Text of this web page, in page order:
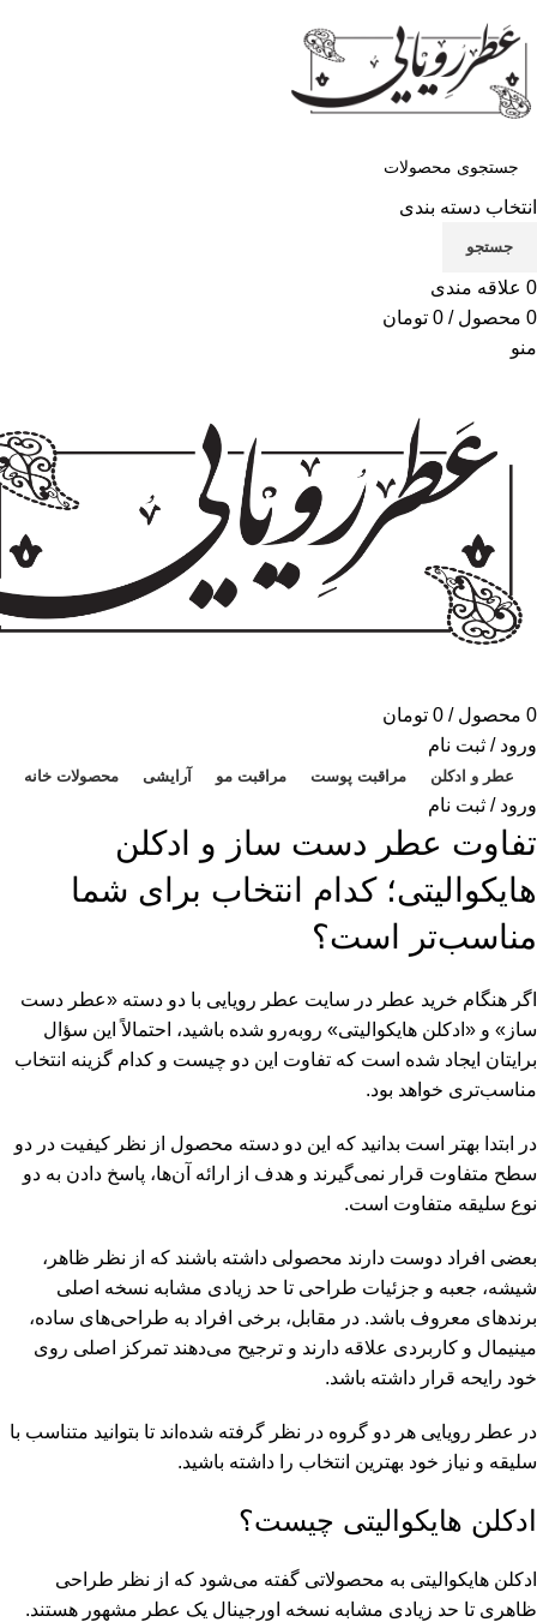
انتخاب دسته بندی
جستجو
0 علاقه مندی
0 محصول /
0 تومان
منو
0 محصول /
0 تومان
ورود / ثبت نام
عطر و ادکلن مراقبت پوست مراقبت مو آرایشی محصولات خانه
ورود / ثبت نام
تفاوت عطر دست ساز و ادکلن
هایکوالیتی؛ کدام انتخاب برای شما
مناسب‌تر است؟
اگر هنگام خرید عطر در سایت عطر رویایی با دو دسته «عطر دست
ساز» و «ادکلن هایکوالیتی» روبه‌رو شده باشید، احتمالاً این سؤال
برایتان ایجاد شده است که تفاوت این دو چیست و کدام گزینه انتخاب
مناسب‌تری خواهد بود.
در ابتدا بهتر است بدانید که این دو دسته محصول از نظر کیفیت در دو
سطح متفاوت قرار نمی‌گیرند و هدف از ارائه آن‌ها، پاسخ دادن به دو
نوع سلیقه متفاوت است.
بعضی افراد دوست دارند محصولی داشته باشند که از نظر ظاهر،
شیشه، جعبه و جزئیات طراحی تا حد زیادی مشابه نسخه اصلی
برندهای معروف باشد. در مقابل، برخی افراد به طراحی‌های ساده،
مینیمال و کاربردی علاقه دارند و ترجیح می‌دهند تمرکز اصلی روی
خود رایحه قرار داشته باشد.
در عطر رویایی هر دو گروه در نظر گرفته شده‌اند تا بتوانید متناسب با
سلیقه و نیاز خود بهترین انتخاب را داشته باشید.
ادکلن هایکوالیتی چیست؟
ادکلن هایکوالیتی به محصولاتی گفته می‌شود که از نظر طراحی
ظاهری تا حد زیادی مشابه نسخه اورجینال یک عطر مشهور هستند.